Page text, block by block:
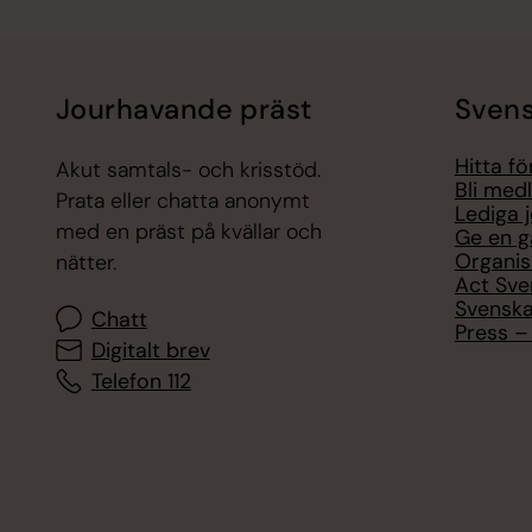
Jourhavande präst
Akut samtals- och krisstöd.
Prata eller chatta anonymt
med en präst på kvällar och
nätter.
Chatt
Digitalt brev
Telefon 112
Hitta
Bli
Lediga
Ge en
Act
Press